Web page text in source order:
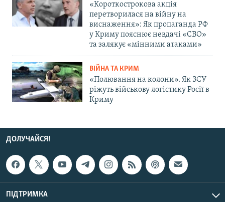
«Короткострокова акція
перетворилася на війну на
виснаження»: Як пропаганда РФ
у Криму пояснює невдачі «СВО»
та залякує «мінними атаками»
ВІЙНА ТА КРИМ
«Полювання на колони». Як ЗСУ
ріжуть військову логістику Росії в
Криму
ДОЛУЧАЙСЯ!
ПІДТРИМКА